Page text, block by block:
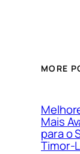
MORE
Mais
para o
Timor-